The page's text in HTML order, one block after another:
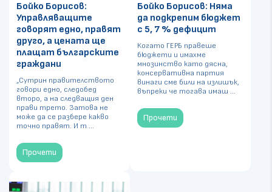
Бойко Борисов:
Управляващите
говорят едно, правят
друго, а цената ще
плащат българските
граждани
„Сутрин правителството
говори едно, следобед
второ, а на следващия ден
прави трето. Затова не
може да се разбере какво
точно правят. И т ...
Прочети
Бойко Борисов: Няма
да подкрепим бюджет
с 5, 7 % дефицит
Когато ГЕРБ правеше
бюджети и имахме
мнозинство като дясна,
консервативна партия
винаги сме били на излишък,
въпреки че тогава имаш ...
Прочети